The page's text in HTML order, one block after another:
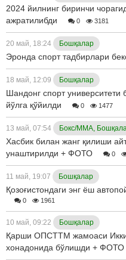
2024 йилнинг биринчи
ажратилибди
0 3181
20 май, 18:24 Бошқалар
Эронда спорт тадбирлари
18 май, 12:09 Бошқалар
Шандонг спорт
йўлга қўйилди
0 1477
13 май, 07:54 Бокс/ММА,
Хасбик билан жанг қилиши
унаштирилди + ФОТО
0
11 май, 19:07 Бошқалар
Қозоғистондаги энг ёш
0 1961
10 май, 09:22 Бошқалар
Қарши ОПСТТМ жамоаси
хонадонида бўлишди + ФОТО